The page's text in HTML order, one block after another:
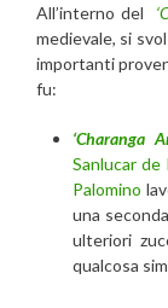
All’interno del
medievale, si
importanti
fu:
‘Charanga
Sanlucar
Palomino
una
ulteriori
qualcosa